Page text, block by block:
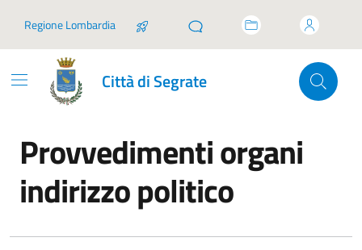
Regione Lombardia
Città di Segrate
Provvedimenti organi
indirizzo politico